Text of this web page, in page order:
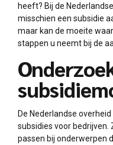
heeft? Bij de
misschien een subsidie
maar kan de moeite
stappen u neemt bij de
De Nederlandse
subsidies voor
passen bij onderwerpen